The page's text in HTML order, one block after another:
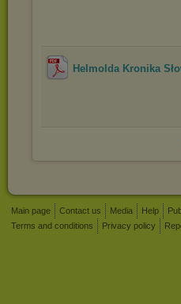
Helmolda Kronika
Main page Contact us Media Help
Terms and conditions
Privacy policy